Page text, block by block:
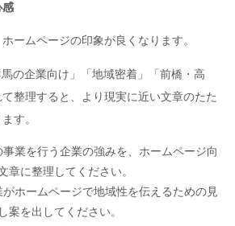
感
ームページの印象が良くなります。
の企業向け」「地域密着」「前橋・高
整理すると、より現実に近い文章のたた
す。
業を行う企業の強みを、ホームページ向
章に整理してください。
ホームページで地域性を伝えるための見
案を出してください。